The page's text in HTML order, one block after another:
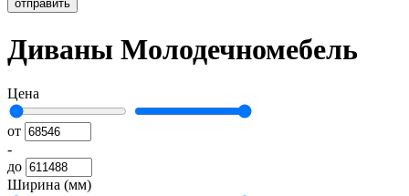
Диваны Молодечномебель
Цена
от
-
до
Ширина (мм)